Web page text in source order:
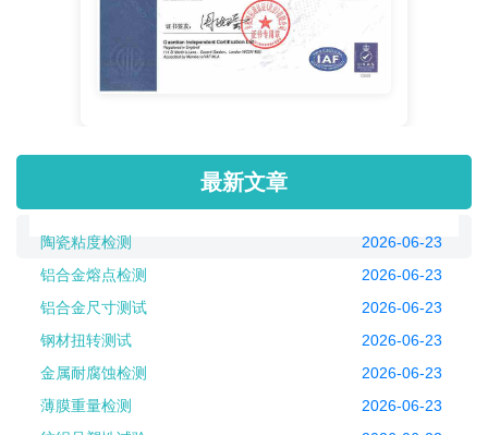
最新文章
陶瓷粘度检测
2026-06-23
铝合金熔点检测
2026-06-23
铝合金尺寸测试
2026-06-23
钢材扭转测试
2026-06-23
金属耐腐蚀检测
2026-06-23
薄膜重量检测
2026-06-23